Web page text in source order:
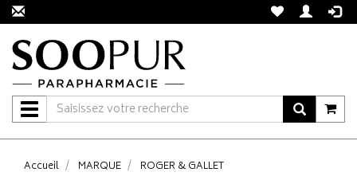
Navigation
Accueil MARQUE
ROGER & GALLET